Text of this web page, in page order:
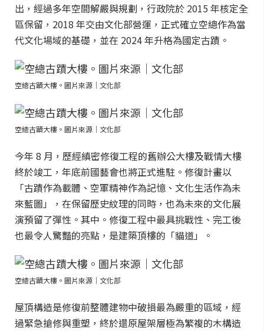
出，經過多年空間解嚴與規劃，行政院於 2015 年核定全
區保留，2018 年交由文化部營運，正式確立空總作為當
代文化場域的基礎，並在 2024 年升格為國定古蹟。
空總古蹟大樓。圖片來源｜文化部
空總古蹟大樓。圖片來源｜文化部
今年 8 月，歷經縝密修復工程的舊辦公大樓及戰情大樓
終於竣工，年底前國藝會也將正式進駐。修復計畫以
「古蹟作為載體、空軍精神作為記憶、文化生活作為未
來藍圖」，在保留歷史紋理的同時，也為未來的文化展
演預留了彈性。其中。修復工程中最具挑戰性、完工後
也最令人驚豔的亮點，是建築頂樓的「貓道」。
空總古蹟大樓。圖片來源｜文化部
屋頂構造是修復前整體建物中破損最為嚴重的區域，經
過緊急搶修與重塑，終於還原屋架層極為繁複的木構造